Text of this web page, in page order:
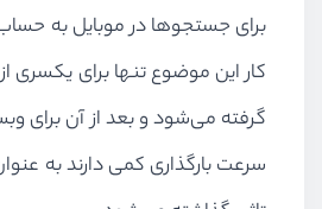
برای جستجوها در موبایل به
کار این موضوع تنها برای یکسری
گرفته می‌شود و بعد از آن برای
سرعت بارگذاری کمی دارند به